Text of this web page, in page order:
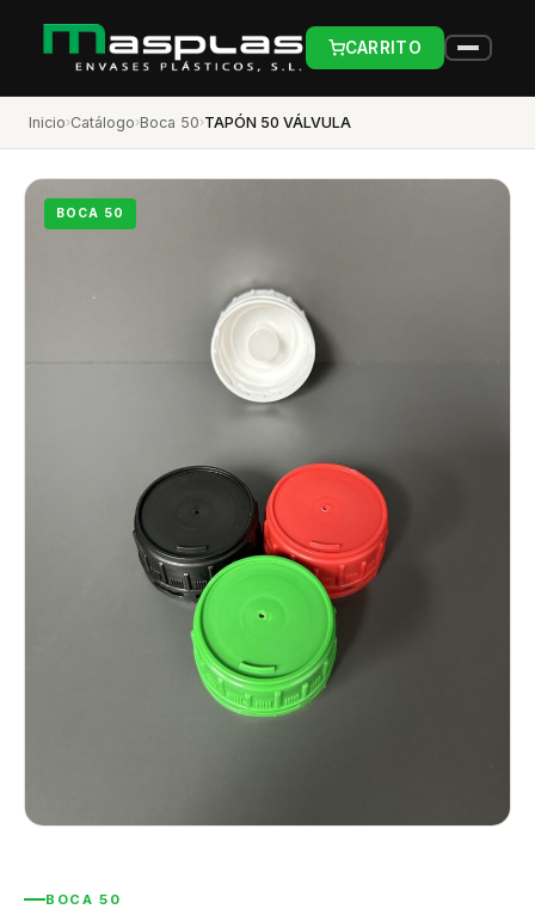
CARRITO
Inicio›Catálogo›Boca 50›TAPÓN 50 VÁLVULA
BOCA 50
BOCA 50